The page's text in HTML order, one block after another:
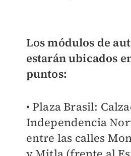
Los módulos de
estarán ubicados
puntos:
• Plaza Brasil:
Independencia
entre las calles